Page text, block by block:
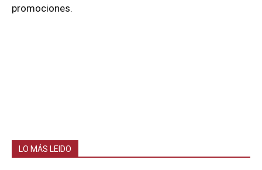
promociones.
LO MÁS LEIDO